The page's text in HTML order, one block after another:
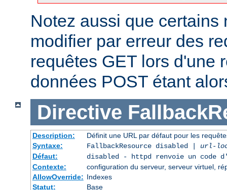
Notez aussi que certains
modifier par erreur des
requêtes GET lors d'une
données POST étant
Directive
Description:
Définit une URL par défaut pour les
Syntaxe:
FallbackResource disabled | url-
Défaut:
disabled - httpd renvoie un code
Contexte:
configuration du serveur, serveur virtuel,
AllowOverride: Indexes
Statut:
Base